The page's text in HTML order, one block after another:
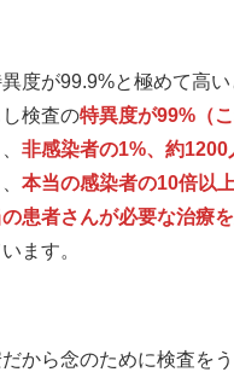
度が99.9%と極めて高
検査の特異度が99%（
非感染者の1%、約1200
本当の感染者の10倍以
患者さんが必要な治療
ます。
から念のために検査をう